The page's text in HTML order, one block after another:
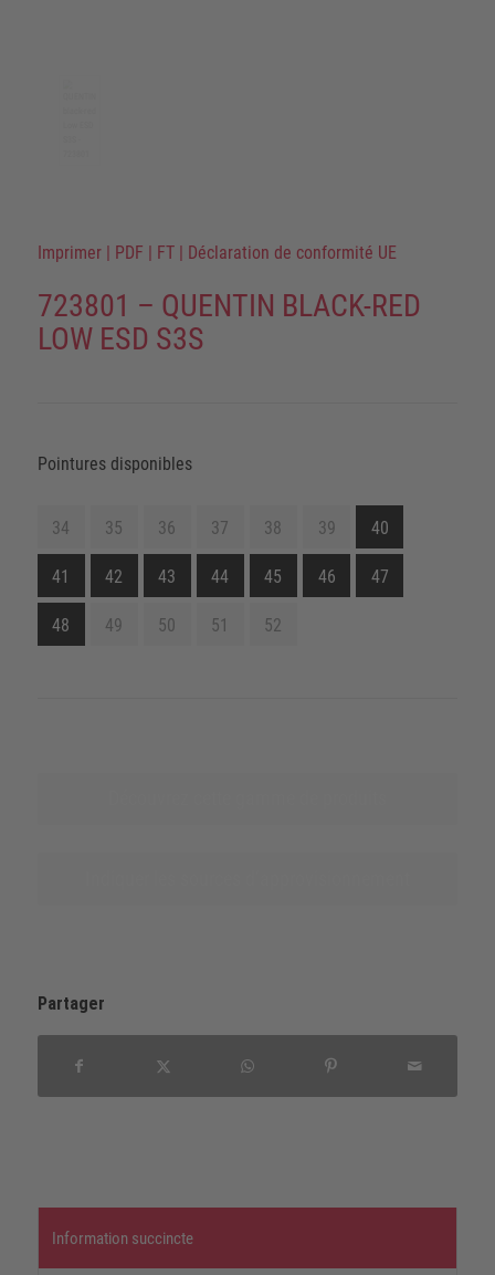
Imprimer | PDF | FT | Déclaration de conformité UE
723801 – QUENTIN BLACK-RED
LOW ESD S3S
Pointures disponibles
34 35 36 37 38 39 40
41 42 43 44 45 46 47
48 49 50 51 52
Partager
Information succincte